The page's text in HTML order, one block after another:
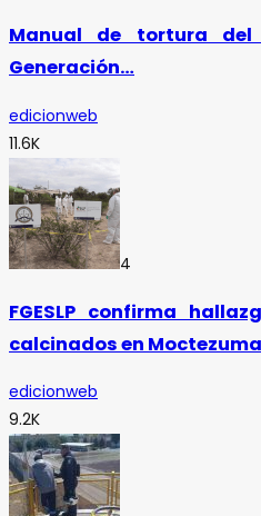
Manual de tortura del
Generación…
edicionweb
11.6K
4
FGESLP confirma
calcinados en
edicionweb
9.2K